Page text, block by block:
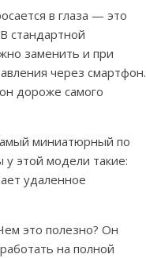
в глаза — это
стандартной
заменить и при
через смартфон.
дороже самого
миниатюрный по
этой модели такие:
удаленное
это полезно? Он
на полной